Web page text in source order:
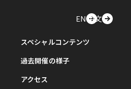
EN中文
スペシャルコンテンツ
過去開催の様子
アクセス